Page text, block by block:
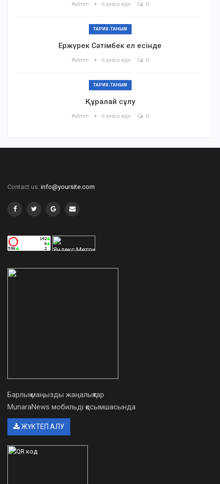
Admin 6 years ago 0
ТАРИХ-ТАНЫМ
Ержүрек Сәтімбек ел есінде
Admin 6 years ago 0
ТАРИХ-ТАНЫМ
Құралай сұлу
Admin 6 years ago 0
Contact us: info@yoursite.com
Барлық маңызды жаңалықтар
MunaraNews мобильді қосымшасында
ЖҮКТЕП АЛУ